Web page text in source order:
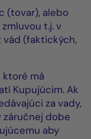
(tovar), alebo
t.j. v
vád (faktických,
ktoré má
Kupujúcim. Ak
za vady,
záručnej dobe
aby